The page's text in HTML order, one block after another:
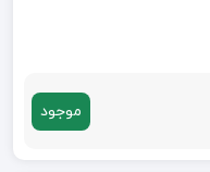
موجود